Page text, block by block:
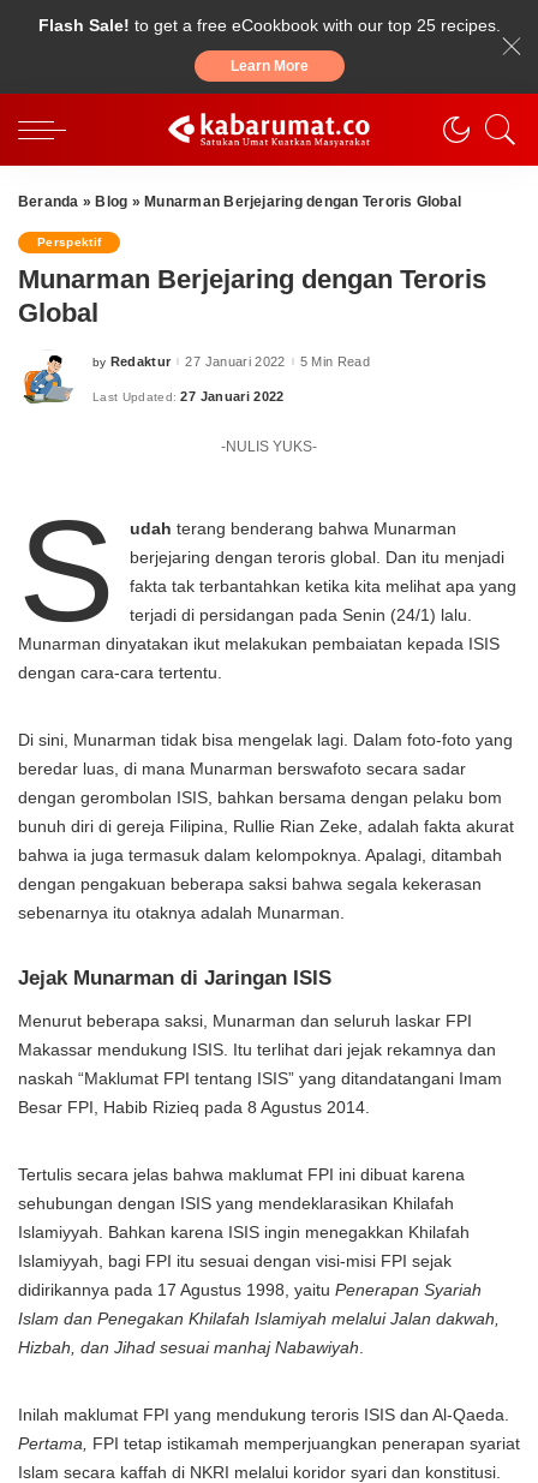
Flash Sale! to get a free eCookbook with our top 25 recipes.
Learn More
Beranda » Blog » Munarman Berjejaring dengan Teroris Global
Perspektif
Munarman Berjejaring dengan Teroris
Global
Posted
by Redaktur 27 Januari 2022 5 Min Read
Last Updated: 27 Januari 2022
-NULIS YUKS-
S udahterang benderang bahwa Munarman
berjejaring dengan teroris global. Dan itu menjadi
fakta tak terbantahkan ketika kita melihat apa yang
terjadi di persidangan pada Senin (24/1) lalu.
Munarman dinyatakan ikut melakukan pembaiatan kepada ISIS
dengan cara-cara tertentu.
Di sini, Munarman tidak bisa mengelak lagi. Dalam foto-foto yang
beredar luas, di mana Munarman berswafoto secara sadar
dengan gerombolan ISIS, bahkan bersama dengan pelaku bom
bunuh diri di gereja Filipina, Rullie Rian Zeke, adalah fakta akurat
bahwa ia juga termasuk dalam kelompoknya. Apalagi, ditambah
dengan pengakuan beberapa saksi bahwa segala kekerasan
sebenarnya itu otaknya adalah Munarman.
Jejak Munarman di Jaringan ISIS
Menurut beberapa saksi, Munarman dan seluruh laskar FPI
Makassar mendukung ISIS. Itu terlihat dari jejak rekamnya dan
naskah “Maklumat FPI tentang ISIS” yang ditandatangani Imam
Besar FPI, Habib Rizieq pada 8 Agustus 2014.
Tertulis secara jelas bahwa maklumat FPI ini dibuat karena
sehubungan dengan ISIS yang mendeklarasikan Khilafah
Islamiyyah. Bahkan karena ISIS ingin menegakkan Khilafah
Islamiyyah, bagi FPI itu sesuai dengan visi-misi FPI sejak
didirikannya pada 17 Agustus 1998, yaitu Penerapan Syariah
Islam dan Penegakan Khilafah Islamiyah melalui Jalan dakwah,
Hizbah, dan Jihad sesuai manhaj Nabawiyah
Inilah maklumat FPI yang mendukung teroris ISIS dan Al-Qaeda.
Pertama,
FPI tetap istikamah memperjuangkan penerapan syariat
Islam secara kaffah di NKRI melalui koridor syari dan konstitusi.